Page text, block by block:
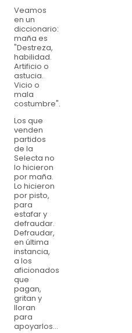
Veamos
en un
diccionario:
maña es
"Destreza,
habilidad.
Artificio o
astucia.
Vicio o
mala
costumbre".
Los que
venden
partidos
de la
Selecta no
lo hicieron
por maña.
Lo hicieron
por pisto,
para
estafar y
defraudar.
Defraudar,
en última
instancia,
a los
aficionados
que
pagan,
gritan y
lloran
para
apoyarlos...